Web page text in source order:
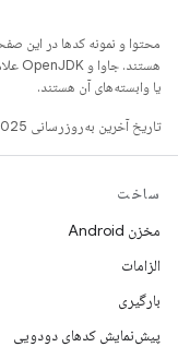
محتوا و نمونه کدها در این
یا وابسته‌های آن هستند.
تاریخ آخرین به‌روزرسانی 2025-07-29 به‌وقت ساعت هماهنگ جهانی.
ساخت
مخزن Android
الزامات
بارگیری
پیش‌نمایش کدهای دودویی